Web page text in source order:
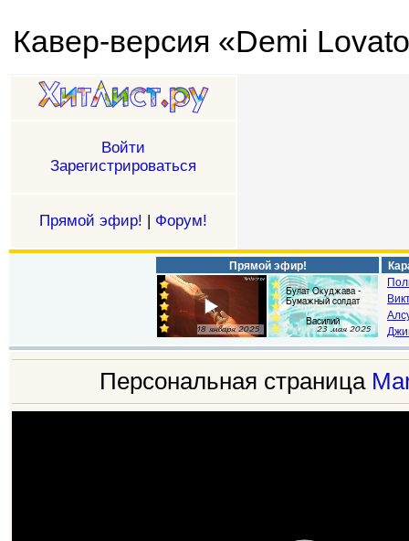
Кавер-версия «Demi
Войти
Зарегистрироваться
Прямой эфир! | Форум!
Прямой эфир!
Персональная страница